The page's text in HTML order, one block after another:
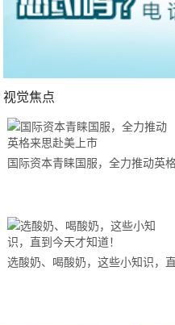
视觉焦点
国际资本青睐国服，全力推动英
选酸奶、喝酸奶，这些小知识，直